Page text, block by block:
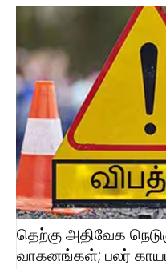
தெற்கு அதிவேக
வாகனங்கள்; பலர்